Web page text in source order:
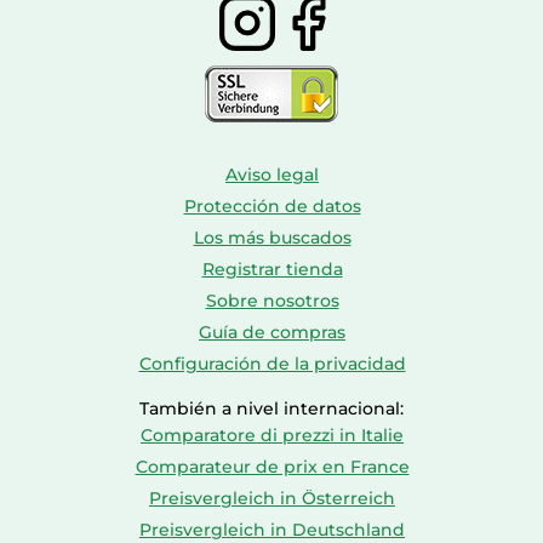
Si
Granos de café
1,7 L
Máquina espresso
Aviso legal
Protección de datos
Los más buscados
Registrar tienda
Sobre nosotros
Guía de compras
Configuración de la privacidad
También a nivel internacional:
Comparatore di prezzi in Italie
Comparateur de prix en France
Preisvergleich in Österreich
Preisvergleich in Deutschland